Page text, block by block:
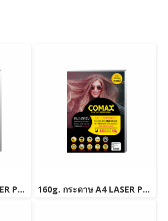
200g. กระดาษ A4 LASER PHOTO DOUBLE SIDE HIGH GLOSSY PAPER (WATER RESISTANT) 100 แผ่น 160g. กระดาษ A4 LASER PHOTO DOUBLE SIDE HIGH GLOSSY PAPER (WATER RESISTANT) 100 แผ่น